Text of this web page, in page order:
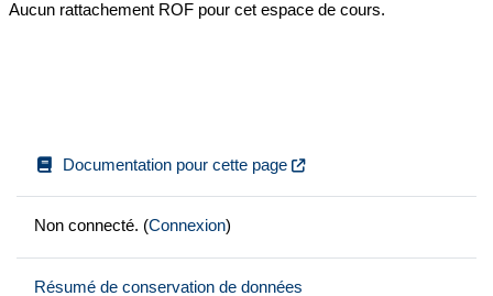
Aucun rattachement ROF pour cet espace de cours.
Documentation pour cette page
Non connecté. (Connexion)
Résumé de conservation de données